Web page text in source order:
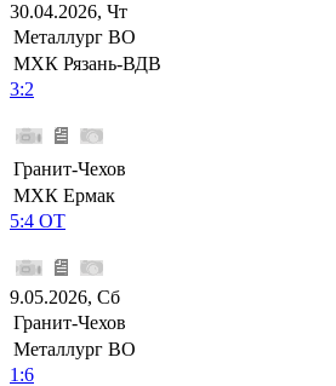
30.04.2026, Чт
Металлург ВО
МХК Рязань-ВДВ
3:2
Гранит-Чехов
МХК Ермак
5:4 ОТ
9.05.2026, Сб
Гранит-Чехов
Металлург ВО
1:6